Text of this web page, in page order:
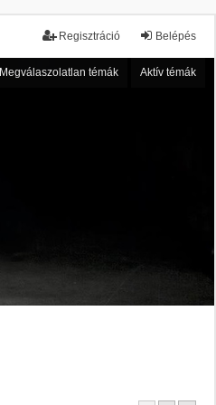
Belépés
Regisztráció
Megválaszolatlan témák Aktív témák